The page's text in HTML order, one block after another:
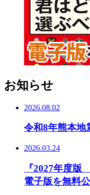
お知らせ
2026.08.02
令和8年熊本地
2026.03.24
『2027年度版
電子版を無料